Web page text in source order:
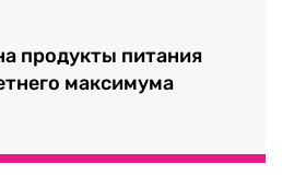
продукты питания
максимума